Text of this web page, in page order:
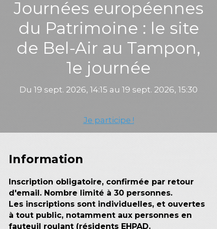
Journées européennes
du Patrimoine : le site
de Bel-Air au Tampon,
1e journée
Du 19 sept. 2026, 14:15 au 19 sept. 2026, 15:30
Je participe !
Information
Inscription obligatoire, confirmée par retour
d'email. Nombre limité à 30 personnes.
Les inscriptions sont individuelles, et ouvertes
à tout public, notamment aux personnes en
fauteuil roulant (résidents EHPAD.